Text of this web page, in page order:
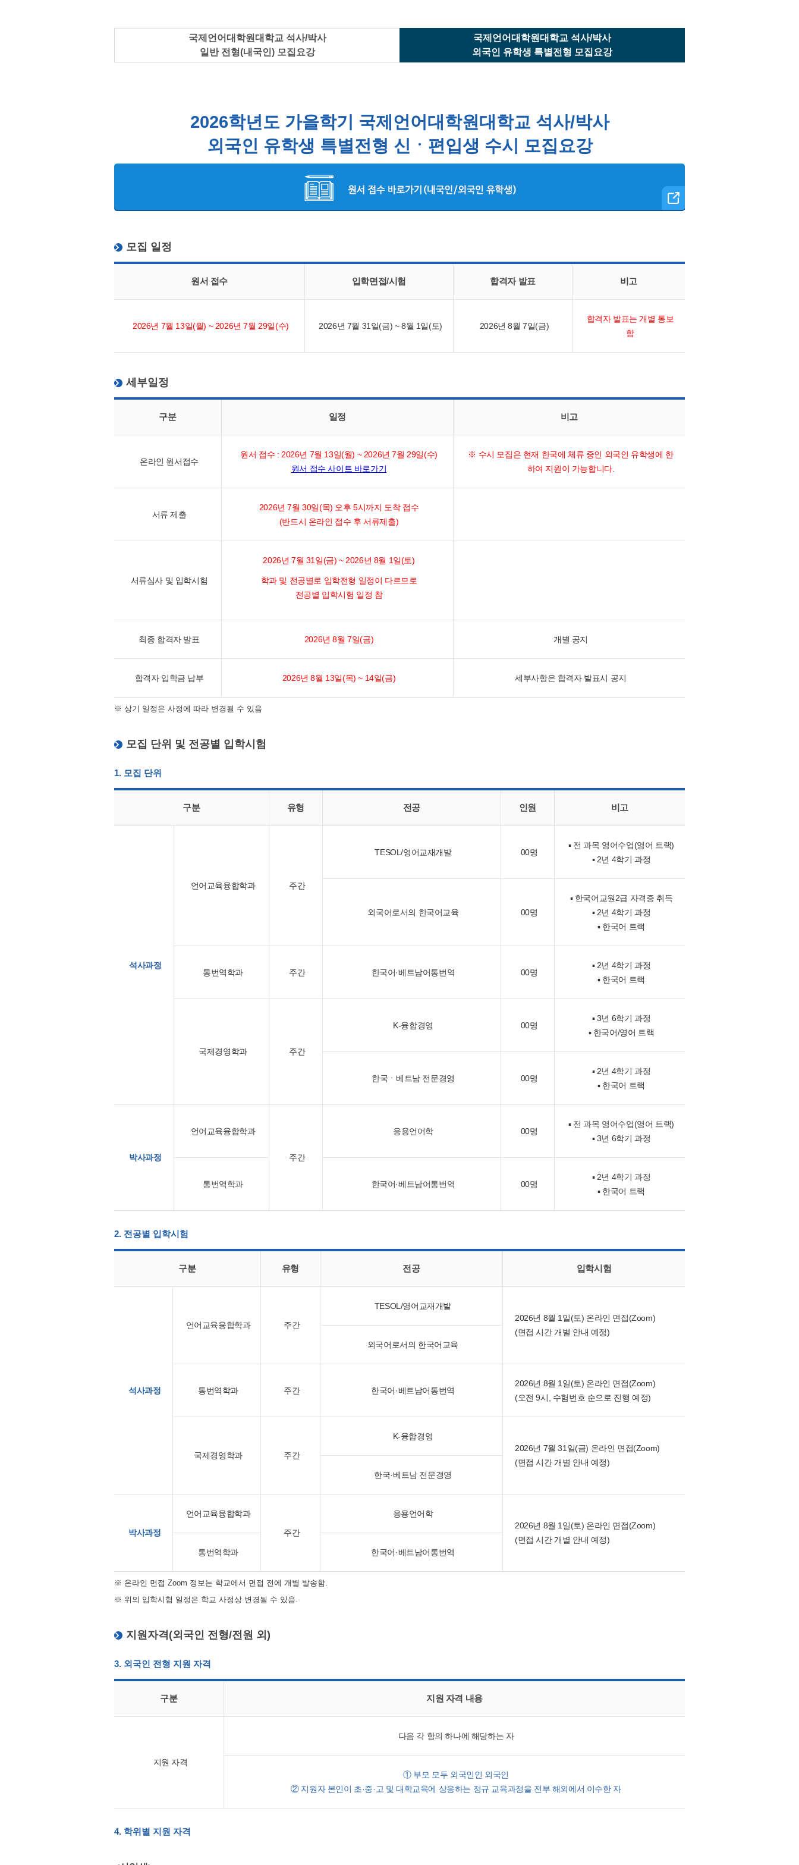
응용언어학
한국어·베트남어통번역
교수소개
국제언어대학원대학교 석사/박사
일반 전형(내국인) 모집요강
국제언어대학원대학교 석사/박사
외국인 유학생 특별전형 모집요강
2026학년도 가을학기 국제언어대학원대학교 석사/박사
외국인 유학생 특별전형 신ㆍ편입생 수시 모집요강
모집 일정
원서 접수 입학면접/시험 합격자 발표 비고
2026년 7월 13일(월) ~ 2026년 7월 29일(수) 2026년 7월 31일(금) ~ 8월 1일(토) 2026년 8월 7일(금)
합격자 발표는 개별 통보
함
세부일정
구분 일정 비고
온라인 원서접수
원서 접수 : 2026년 7월 13일(월) ~ 2026년 7월 29일(수)
원서 접수 사이트 바로가기
※ 수시 모집은 현재 한국에 체류 중인 외국인 유학생에 한
하여 지원이 가능합니다.
서류 제출
2026년 7월 30일(목) 오후 5시까지 도착 접수
(반드시 온라인 접수 후 서류제출)
서류심사 및 입학시험
2026년 7월 31일(금) ~ 2026년 8월 1일(토)
학과 및 전공별로 입학전형 일정이 다르므로
전공별 입학시험 일정 참
최종 합격자 발표 2026년 8월 7일(금) 개별 공지
합격자 입학금 납부 2026년 8월 13일(목) ~ 14일(금) 세부사항은 합격자 발표시 공지
※ 상기 일정은 사정에 따라 변경될 수 있음
모집 단위 및 전공별 입학시험
1. 모집 단위
구분 유형 전공 인원 비고
석사과정
언어교육융합학과 주간
TESOL/영어교재개발 00명
▪ 전 과목 영어수업(영어 트랙)
▪ 2년 4학기 과정
외국어로서의 한국어교육 00명
▪ 한국어교원2급 자격증 취득
▪ 2년 4학기 과정
▪ 한국어 트랙
통번역학과 주간 한국어·베트남어통번역 00명
▪ 2년 4학기 과정
▪ 한국어 트랙
국제경영학과 주간
K-융합경영 00명
▪ 3년 6학기 과정
▪ 한국어/영어 트랙
한국ㆍ베트남 전문경영 00명
▪ 2년 4학기 과정
▪ 한국어 트랙
박사과정
언어교육융합학과
주간
응용언어학 00명
▪ 전 과목 영어수업(영어 트랙)
▪ 3년 6학기 과정
통번역학과 한국어·베트남어통번역 00명
▪ 2년 4학기 과정
▪ 한국어 트랙
2. 전공별 입학시험
구분 유형 전공 입학시험
석사과정
언어교육융합학과 주간
TESOL/영어교재개발
2026년 8월 1일(토) 온라인 면접(Zoom)
(면접 시간 개별 안내 예정)
외국어로서의 한국어교육
통번역학과 주간 한국어·베트남어통번역
2026년 8월 1일(토) 온라인 면접(Zoom)
(오전 9시, 수험번호 순으로 진행 예정)
국제경영학과 주간
K-융합경영
2026년 7월 31일(금) 온라인 면접(Zoom)
(면접 시간 개별 안내 예정)
한국·베트남 전문경영
박사과정
언어교육융합학과
주간
응용언어학
2026년 8월 1일(토) 온라인 면접(Zoom)
(면접 시간 개별 안내 예정)
통번역학과
한국어·베트남어통번역
※ 온라인 면접 Zoom 정보는 학교에서 면접 전에 개별 발송함.
※ 위의 입학시험 일정은 학교 사정상 변경될 수 있음.
지원자격(외국인 전형/전원 외)
3. 외국인 전형 지원 자격
구분 지원 자격 내용
지원 자격
다음 각 항의 하나에 해당하는 자
① 부모 모두 외국인인 외국인
② 지원자 본인이 초·중·고 및 대학교육에 상응하는 정규 교육과정을 전부 해외에서 이수한 자
4. 학위별 지원 자격